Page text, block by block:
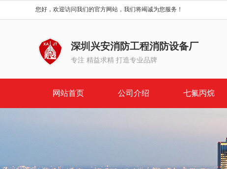
您好，欢迎访问我们的官方网站，我们将竭诚为您服务！
深圳兴安消防工程消防设备厂
专注 精益求精 打造专业品牌
网站首页 公司介绍 七氟丙烷